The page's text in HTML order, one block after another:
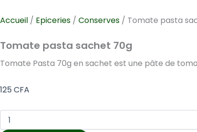
Accueil / Epiceries / Conserves / Tomate pasta
Tomate pasta sachet 70g
Tomate Pasta 70g en sachet est une pâte de
125 CFA